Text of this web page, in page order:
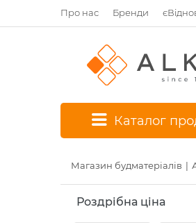
Про нас Бренди
Каталог
Магазин будматеріалів
Роздрібна ціна